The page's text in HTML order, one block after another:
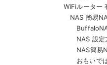
WiFiルーター
NAS 簡易
NAS 設定
NAS簡易
おもいで